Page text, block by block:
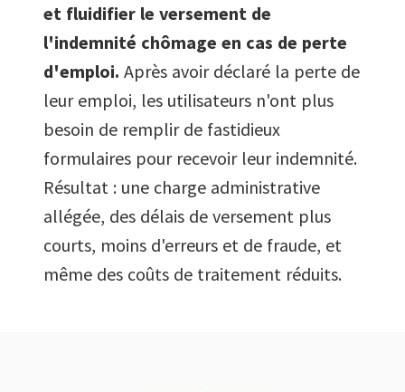
et fluidifier le versement de
l'indemnité chômage en cas de perte
d'emploi. Après avoir déclaré la perte de
leur emploi, les utilisateurs n'ont plus
besoin de remplir de fastidieux
formulaires pour recevoir leur indemnité.
Résultat : une charge administrative
allégée, des délais de versement plus
courts, moins d'erreurs et de fraude, et
même des coûts de traitement réduits.